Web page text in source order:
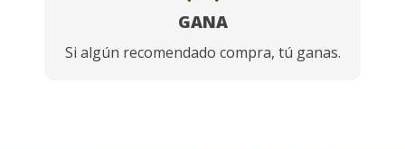
GANA
Si algún recomendado compra, tú ganas.